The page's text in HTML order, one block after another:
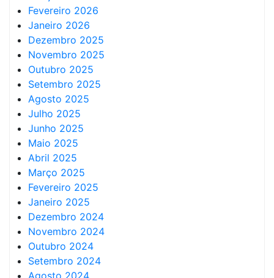
Fevereiro 2026
Janeiro 2026
Dezembro 2025
Novembro 2025
Outubro 2025
Setembro 2025
Agosto 2025
Julho 2025
Junho 2025
Maio 2025
Abril 2025
Março 2025
Fevereiro 2025
Janeiro 2025
Dezembro 2024
Novembro 2024
Outubro 2024
Setembro 2024
Agosto 2024